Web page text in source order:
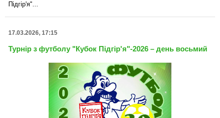
Підгір'я"...
17.03.2026, 17:15
Турнір з футболу "Кубок Підгір'я"-2026 – день восьмий